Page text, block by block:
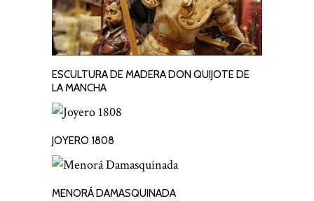
LEER MÁS
ESCULTURA DE MADERA DON QUIJOTE DE
LA MANCHA
JOYERO 1808
LEER MÁS
MENORÁ DAMASQUINADA